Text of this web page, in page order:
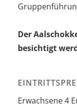
Der
besichtigt
Erwachsene 4